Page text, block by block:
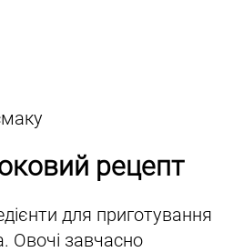
рецепт
для приготування
Овочі завчасно